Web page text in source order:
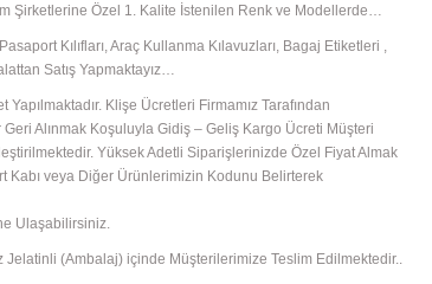
Şirketlerine Özel 1. Kalite İstenilen Renk ve Modellerde…
Kılıfları, Araç Kullanma Kılavuzları, Bagaj Etiketleri ,
Satış Yapmaktayız…
Klişe Ücretleri Firmamız Tarafından
Alınmak Koşuluyla Gidiş – Geliş Kargo Ücreti Müşteri
Yüksek Adetli Siparişlerinizde Özel Fiyat Almak
Kabı veya Diğer Ürünlerimizin Kodunu Belirterek
Ulaşabilirsiniz.
Jelatinli (Ambalaj) içinde Müşterilerimize Teslim Edilmektedir..